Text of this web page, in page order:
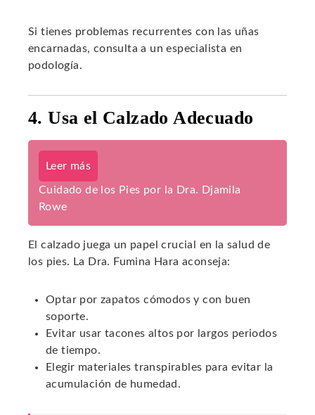
Si tienes problemas recurrentes con las uñas
encarnadas, consulta a un especialista en
podología.
4. Usa el Calzado Adecuado
Leer más
Cuidado de los Pies por la Dra. Djamila
Rowe
El calzado juega un papel crucial en la salud de
los pies. La Dra. Fumina Hara aconseja:
Optar por zapatos cómodos y con buen
soporte.
Evitar usar tacones altos por largos periodos
de tiempo.
Elegir materiales transpirables para evitar la
acumulación de humedad.